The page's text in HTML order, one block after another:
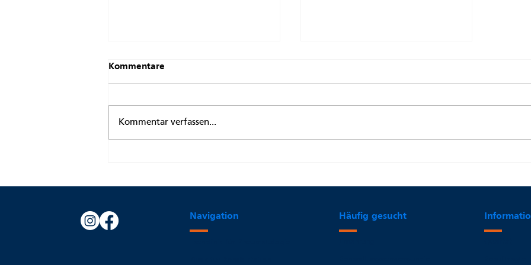
Homepage erleichtert
Kommentare
Kommentar verfassen...
Navigation Häufig gesucht